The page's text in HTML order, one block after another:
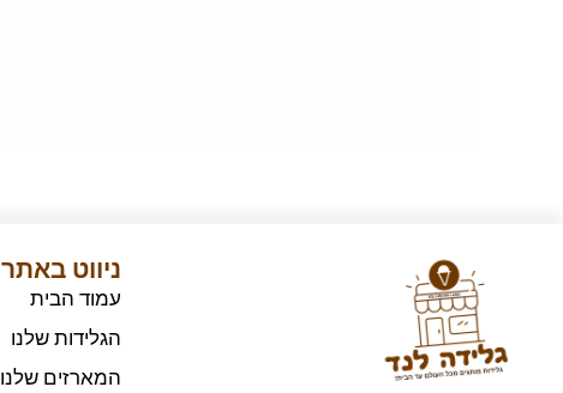
ניווט באתר
עמוד הבית
הגלידות שלנו
המארזים שלנו